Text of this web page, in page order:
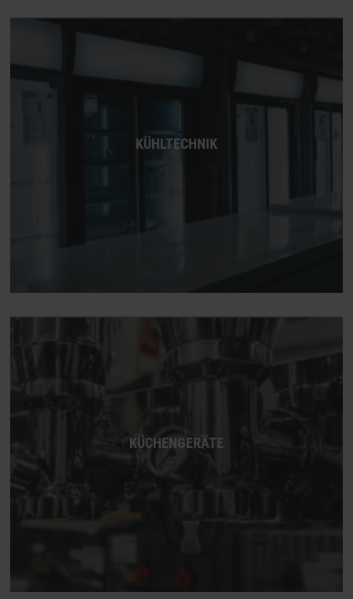
KÜHLTECHNIK
KÜCHENGERÄTE